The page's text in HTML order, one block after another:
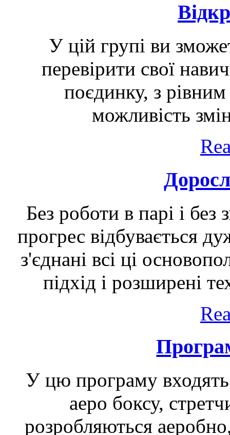
У цій групі ви
перевірити свої
поєдинку, з
можливість
Без роботи в парі і
прогрес відбувається
з'єднані всі ці
підхід і розширені
У цю програму входять
аеро боксу,
розробляються